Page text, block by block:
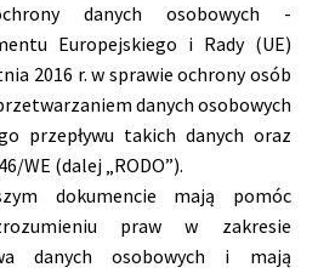
danych osobowych -
Europejskiego i Rady (UE)
2016 r. w sprawie ochrony osób
danych osobowych
przepływu takich danych oraz
WE (dalej „RODO”).
dokumencie mają pomóc
praw w zakresie
danych osobowych i mają